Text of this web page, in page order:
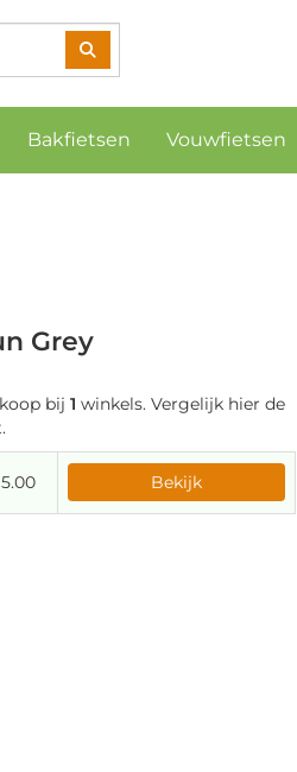
Bakfietsen Vouwfietsen
Grey
bij 1 winkels. Vergelijk hier de
Bekijk